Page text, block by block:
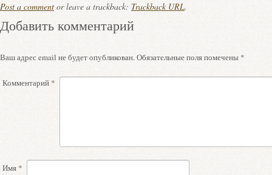
Post a comment or leave a trackback: Trackback URL.
Добавить комментарий
Ваш адрес email не будет опубликован.Обязательные поля помечены *
Комментарий *
Имя *